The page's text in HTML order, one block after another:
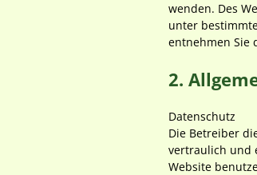
wenden. Des
unter
entnehmen Sie
2.
Datenschutz
Die Betreiber
vertraulich und
Website